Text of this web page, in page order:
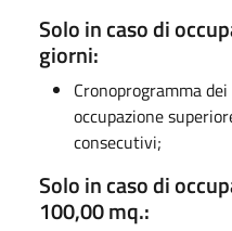
Solo in caso di
giorni:
Cronoprogramma
occupazione
consecutivi;
Solo in caso di
100,00 mq.: